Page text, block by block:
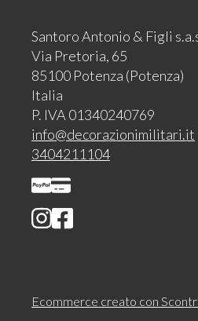
Santoro Antonio & Figli
Via Pretoria, 65
85100 Potenza (Potenza)
Italia
P. IVA 01340240769
info@decorazionimilitari.it
3404211104
Ecommerce creato con